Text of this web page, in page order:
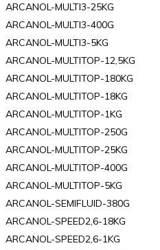
ARCANOL-MULTI3-25KG
ARCANOL-MULTI3-400G
ARCANOL-MULTI3-5KG
ARCANOL-MULTITOP-12,5KG
ARCANOL-MULTITOP-180KG
ARCANOL-MULTITOP-18KG
ARCANOL-MULTITOP-1KG
ARCANOL-MULTITOP-250G
ARCANOL-MULTITOP-25KG
ARCANOL-MULTITOP-400G
ARCANOL-MULTITOP-5KG
ARCANOL-SEMIFLUID-380G
ARCANOL-SPEED2,6-18KG
ARCANOL-SPEED2,6-1KG